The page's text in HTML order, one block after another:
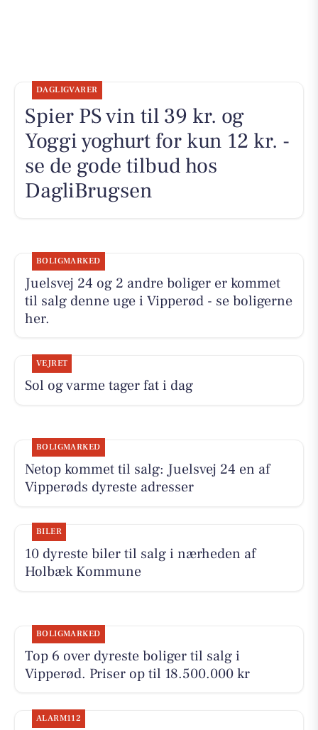
DAGLIGVARER
Spier PS vin til 39 kr. og
Yoggi yoghurt for kun 12 kr. -
se de gode tilbud hos
DagliBrugsen
BOLIGMARKED
Juelsvej 24 og 2 andre boliger er kommet
til salg denne uge i Vipperød - se boligerne
her.
VEJRET
Sol og varme tager fat i dag
BOLIGMARKED
Netop kommet til salg: Juelsvej 24 en af
Vipperøds dyreste adresser
BILER
10 dyreste biler til salg i nærheden af
Holbæk Kommune
BOLIGMARKED
Top 6 over dyreste boliger til salg i
Vipperød. Priser op til 18.500.000 kr
ALARM112